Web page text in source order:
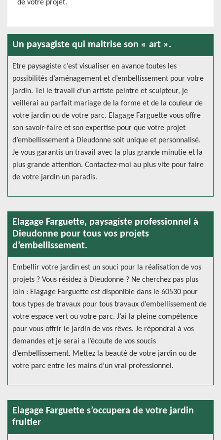
de votre projet.
Un paysagiste qui maitrise son « art ».
Etre paysagiste c’est visualiser en avance toutes les
possibilités d’aménagement et d’embellissement pour votre
jardin. Tel le travail d’un artiste peintre et sculpteur, je
veillerai au parfait mariage de la forme et de la couleur de
votre jardin ou de votre parc. Elagage Farguette vous offre
son savoir-faire et son expertise pour que votre projet
d’embellissement a Dieudonne soit unique et personnalisé.
Je vous garantis un travail avec la plus grande minutie et la
plus grande attention. Contactez-moi au plus vite pour faire
de votre jardin un paradis.
Elagage Farguette, paysagiste professionnel à
Dieudonne pour tous vos projets
d’embellissement.
Embellir votre jardin est un souci pour la réalisation de vos
projets ? Vous résidez à Dieudonne ? Ne cherchez pas plus
loin : Elagage Farguette est disponible dans le 60530 pour
tous types de travaux pour tous travaux d’embellissement de
votre espace vert ou votre parc. J’ai la pleine compétence
pour vous offrir le jardin de vos rêves. Je répondrai à vos
demandes et je serai a l’écoute de vos soucis
d’embellissement. Mettez la beauté de votre jardin ou de
votre parc entre les mains d’un vrai professionnel.
Elagage Farguette s’occupera de votre jardin
fruitier